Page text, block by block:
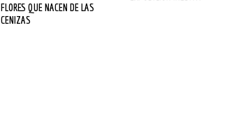
FLORES QUE NACEN DE LAS
CENIZAS